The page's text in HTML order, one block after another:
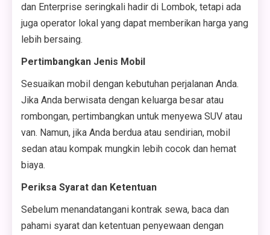
dan Enterprise seringkali hadir di Lombok, tetapi ada
juga operator lokal yang dapat memberikan harga yang
lebih bersaing.
Pertimbangkan Jenis Mobil
Sesuaikan mobil dengan kebutuhan perjalanan Anda.
Jika Anda berwisata dengan keluarga besar atau
rombongan, pertimbangkan untuk menyewa SUV atau
van. Namun, jika Anda berdua atau sendirian, mobil
sedan atau kompak mungkin lebih cocok dan hemat
biaya.
Periksa Syarat dan Ketentuan
Sebelum menandatangani kontrak sewa, baca dan
pahami syarat dan ketentuan penyewaan dengan